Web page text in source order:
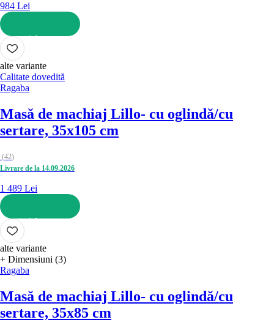
984 Lei
ADAUGĂ ÎN COȘ
alte variante
Calitate dovedită
Ragaba
Masă de machiaj Lillo- cu oglindă/cu
sertare, 35x105 cm
(42)
Livrare de la 14.09.2026
1 489 Lei
ADAUGĂ ÎN COȘ
alte variante
+ Dimensiuni (3)
Ragaba
Masă de machiaj Lillo- cu oglindă/cu
sertare, 35x85 cm